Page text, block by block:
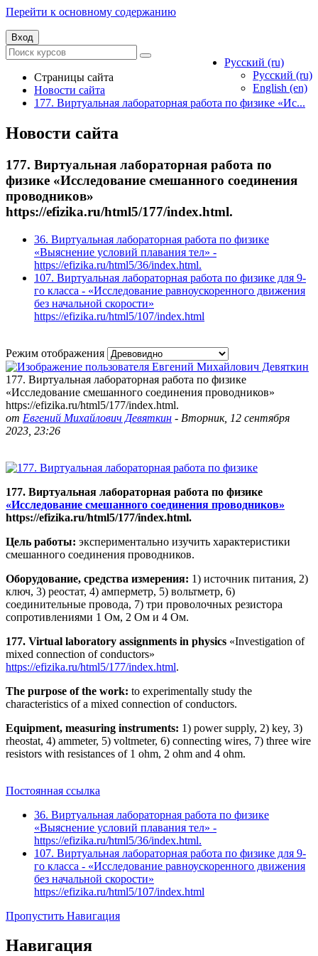
Перейти к основному содержанию
Вход
Русский ‎(ru)‎
Русский ‎(ru)‎
English ‎(en)‎
Страницы сайта
Новости сайта
177. Виртуальная лабораторная работа по физике «Ис...
Новости сайта
177. Виртуальная лабораторная работа по
физике «Исследование смешанного соединения
проводников»
https://efizika.ru/html5/177/index.html.
36. Виртуальная лабораторная работа по физике
«Выяснение условий плавания тел» -
https://efizika.ru/html5/36/index.html.
107. Виртуальная лабораторная работа по физике для 9-
го класса - «Исследование равноускоренного движения
без начальной скорости»
https://efizika.ru/html5/107/index.html
Режим отображения
177. Виртуальная лабораторная работа по физике
«Исследование смешанного соединения проводников»
https://efizika.ru/html5/177/index.html.
от Евгений Михайлович Девяткин - Вторник, 12 сентября
2023, 23:26
177. Виртуальная лабораторная работа по физике
«Исследование смешанного соединения проводников»
https://efizika.ru/html5/177/index.html.
Цель работы: экспериментально изучить характеристики
смешанного соединения проводников.
Оборудование, средства измерения: 1) источник питания, 2)
ключ, 3) реостат, 4) амперметр, 5) вольтметр, 6)
соединительные провода, 7) три проволочных резистора
сопротивлениями 1 Ом, 2 Ом и 4 Ом.
177. Virtual laboratory assignments in physics «Investigation of
mixed connection of conductors»
https://efizika.ru/html5/177/index.html.
The purpose of the work: to experimentally study the
characteristics of a mixed connection of conductors.
Equipment, measuring instruments: 1) power supply, 2) key, 3)
rheostat, 4) ammeter, 5) voltmeter, 6) connecting wires, 7) three wire
resistors with resistances of 1 ohm, 2 ohm and 4 ohm.
Постоянная ссылка
36. Виртуальная лабораторная работа по физике
«Выяснение условий плавания тел» -
https://efizika.ru/html5/36/index.html.
107. Виртуальная лабораторная работа по физике для 9-
го класса - «Исследование равноускоренного движения
без начальной скорости»
https://efizika.ru/html5/107/index.html
Пропустить Навигация
Навигация